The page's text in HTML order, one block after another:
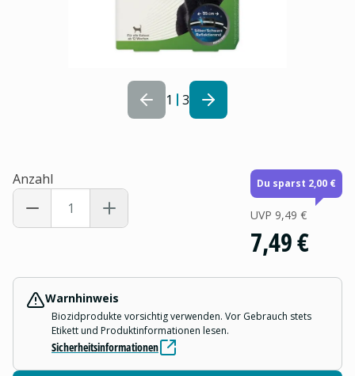
1 3
Anzahl Du sparst 2,00 €
UVP 9,49 €
7,49 €
Warnhinweis
Biozidprodukte vorsichtig verwenden. Vor Gebrauch stets
Etikett und Produktinformationen lesen.
Sicherheitsinformationen